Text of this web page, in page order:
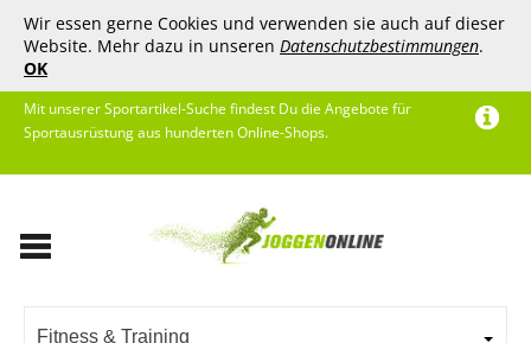
Wir essen gerne Cookies und verwenden sie auch auf dieser
Website. Mehr dazu in unseren Datenschutzbestimmungen.
OK
Mit unserer Sportartikel-Suche findest Du die Angebote für
Sportausrüstung aus hunderten Online-Shops.
Fitness & Training